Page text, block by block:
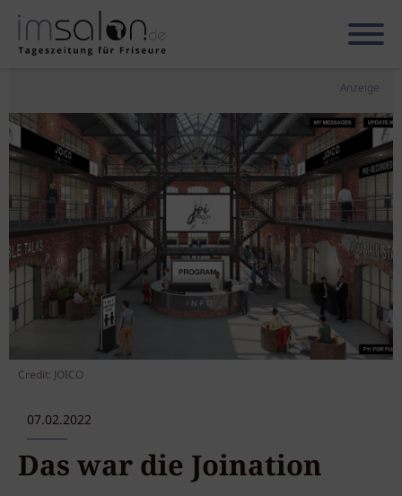
Anzeige
Credit: JOICO
07.02.2022
Das war die Joination